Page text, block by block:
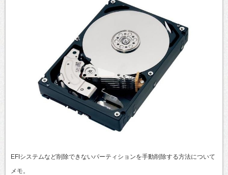
EFIシステムなど削除できないパーティションを手動削除する方法について
メモ。